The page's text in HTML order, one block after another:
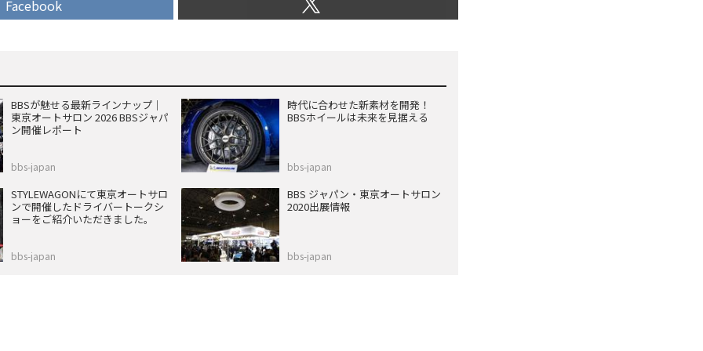
Facebook
BBSが魅せる最新ラインナップ｜
東京オートサロン 2026 BBSジャパ
ン開催レポート
bbs-japan
時代に合わせた新素材を開発！
BBSホイールは未来を見据える
bbs-japan
STYLEWAGONにて東京オートサロ
ンで開催したドライバートークシ
ョーをご紹介いただきました。
bbs-japan
BBS ジャパン・東京オートサロン
2020出展情報
bbs-japan